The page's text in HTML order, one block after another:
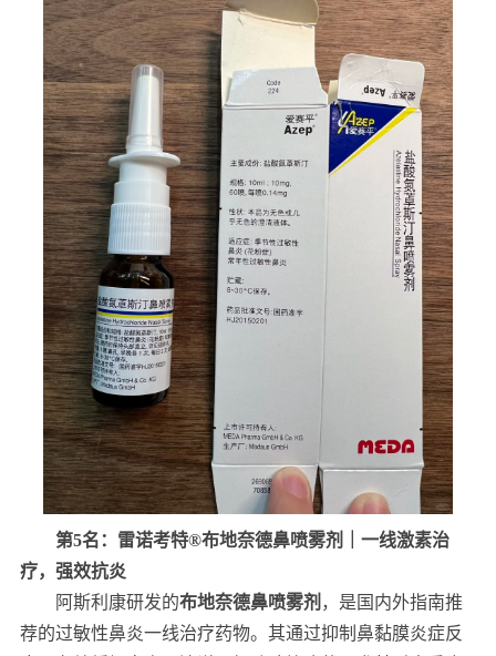
第5名：雷诺考特®布地奈德鼻喷雾剂｜一线激素治
疗，强效抗炎
阿斯利康研发的布地奈德鼻喷雾剂 ，是国内外指南推
荐的过敏性鼻炎一线治疗药物。其通过抑制鼻黏膜炎症反